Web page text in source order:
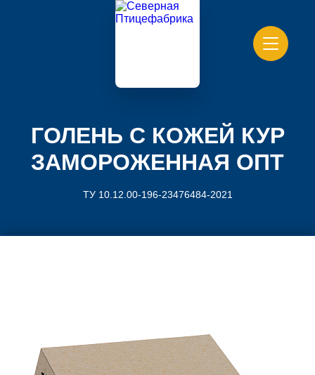
ГОЛЕНЬ С КОЖЕЙ КУР
ЗАМОРОЖЕННАЯ ОПТ
ТУ 10.12.00-196-23476484-2021